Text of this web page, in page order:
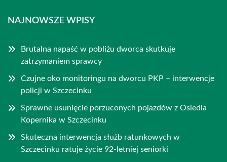
NAJNOWSZE WPISY
Brutalna napaść w pobliżu dworca skutkuje
zatrzymaniem sprawcy
Czujne oko monitoringu na dworcu PKP – interwencje
policji w Szczecinku
Sprawne usunięcie porzuconych pojazdów z Osiedla
Kopernika w Szczecinku
Skuteczna interwencja służb ratunkowych w
Szczecinku ratuje życie 92-letniej seniorki